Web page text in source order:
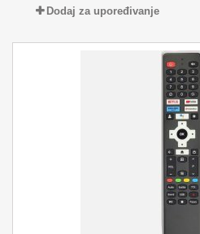
Dodaj za upoređivanje